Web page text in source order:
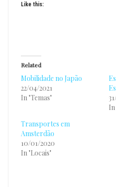
Like this:
Related
Mobilidade no Japão
22/04/2021
In "Temas"
In
Transportes em
Amsterdão
10/01/2020
In "Locais"